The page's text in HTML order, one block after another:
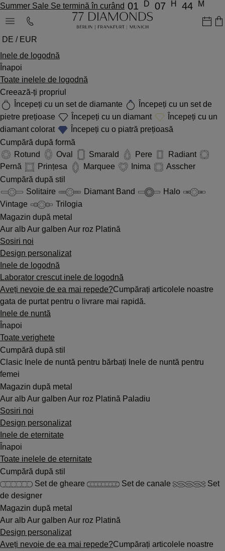
Summer Sale Se termină în curând 01 D 07 H 44 M
DE / EUR
Inele de logodnă
Înapoi
Toate inelele de logodnă
Creează-ți propriul
Începeți cu un set de diamante
Începeți cu un set de
pietre prețioase
Începeți cu un diamant
Începeți cu un
diamant colorat
Începeți cu o piatră prețioasă
Cumpără după formă
Rotund
Oval Smarald Pere
Radiant
Pernă
Prințesa Marquee Inima
Asscher
Cumpără după stil
Solitaire
Diamant Band
Halo
Vintage
Trilogia
Magazin după metal
Aur albAur galben Aur roz Platină
Sosiri noi
Design personalizat
Inele de logodnă
Laborator crescut inele de logodnă
Aveți nevoie de ea mai repede?Cumpărați articolele noastre
gata de purtat pentru o livrare mai rapidă.
Inele de nuntă
Înapoi
Toate verighete
Cumpără după stil
Clasic Inele de nuntă pentru bărbați Inele de nuntă pentru
femei
Magazin după metal
Aur albAur galben Aur roz Platină Paladiu
Sosiri noi
Design personalizat
Inele de eternitate
Înapoi
Toate inelele de eternitate
Cumpără după stil
Set de gheare
Set de canale
Set
de designer
Magazin după metal
Aur albAur galben Aur roz Platină
Design personalizat
Aveți nevoie de ea mai repede?Cumpărați articolele noastre